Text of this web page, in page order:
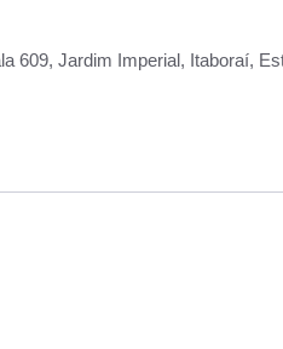
609, Jardim Imperial, Itaboraí,